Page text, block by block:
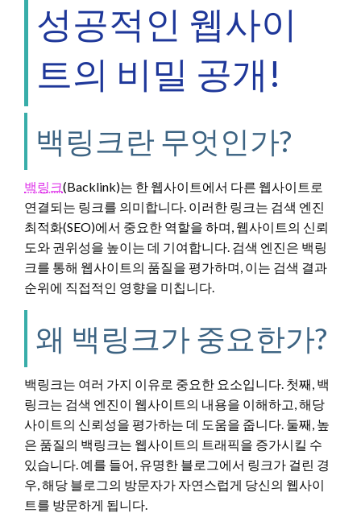
성공적인 웹사이
트의 비밀 공개!
백링크란 무엇인가?
백링크(Backlink)는 한 웹사이트에서 다른 웹사이트로
연결되는 링크를 의미합니다. 이러한 링크는 검색 엔진
최적화(SEO)에서 중요한 역할을 하며, 웹사이트의 신뢰
도와 권위성을 높이는 데 기여합니다. 검색 엔진은 백링
크를 통해 웹사이트의 품질을 평가하며, 이는 검색 결과
순위에 직접적인 영향을 미칩니다.
왜 백링크가 중요한가?
백링크는 여러 가지 이유로 중요한 요소입니다. 첫째, 백
링크는 검색 엔진이 웹사이트의 내용을 이해하고, 해당
사이트의 신뢰성을 평가하는 데 도움을 줍니다. 둘째, 높
은 품질의 백링크는 웹사이트의 트래픽을 증가시킬 수
있습니다. 예를 들어, 유명한 블로그에서 링크가 걸린 경
우, 해당 블로그의 방문자가 자연스럽게 당신의 웹사이
트를 방문하게 됩니다.